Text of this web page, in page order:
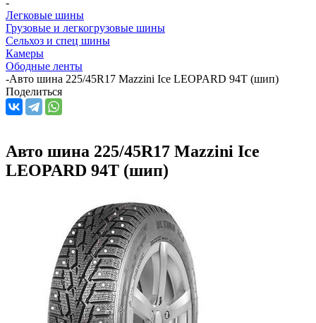
Легковые шины
Грузовые и легкогрузовые шины
Сельхоз и спец шины
Камеры
Ободные ленты
-Авто шина 225/45R17 Mazzini Ice LEOPARD 94T (шип)
Поделиться
Авто шина 225/45R17 Mazzini Ice
LEOPARD 94T (шип)